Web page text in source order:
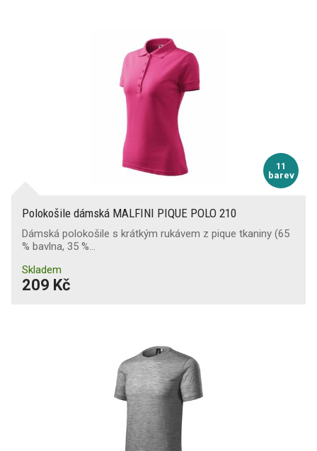
11
barev
Polokošile dámská MALFINI PIQUE POLO 210
Dámská polokošile s krátkým rukávem z pique tkaniny (65
% bavlna, 35 %…
Skladem
209 Kč